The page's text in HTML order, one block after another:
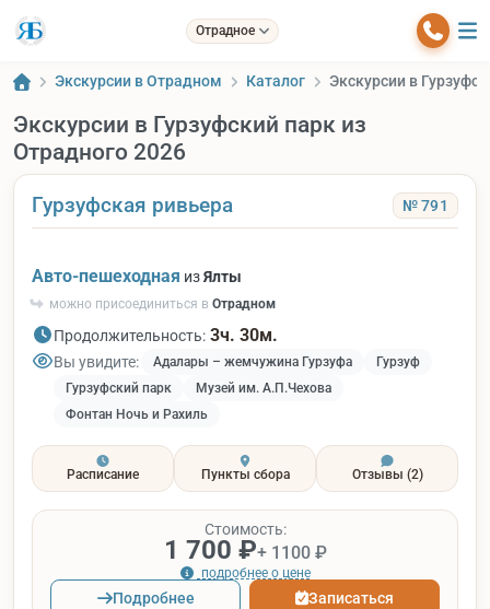
Отрадное
Экскурсии в Отрадном Каталог Экскурсии в
Экскурсии в Гурзуфский парк из
Отрадного 2026
Гурзуфская ривьера № 791
Авто-пешеходная изЯлты
можно присоединиться в Отрадном
Продолжительность: 3ч. 30м.
Вы увидите: Адалары – жемчужина Гурзуфа
Гурзуф
Гурзуфский парк
Музей им. А.П.Чехова
Фонтан Ночь и Рахиль
Расписание Пункты сбора Отзывы (2)
Стоимость:
1 700 ₽+ 1100 ₽
подробнее о цене
Подробнее Записаться